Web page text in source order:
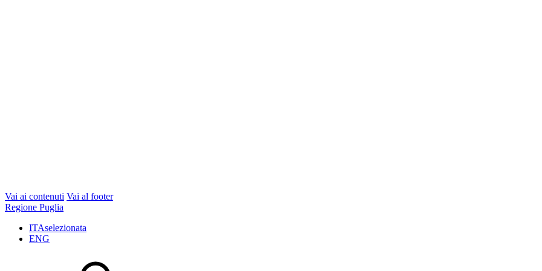
Vai ai contenuti Vai al footer
Regione Puglia
ITAselezionata
ENG